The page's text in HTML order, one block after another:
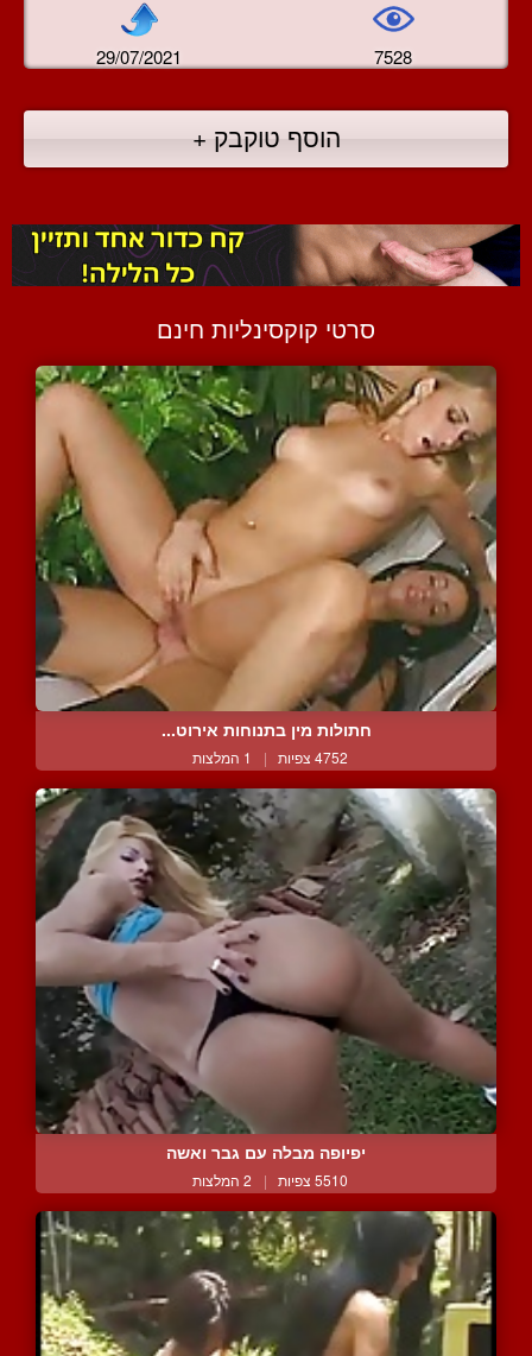
29/07/2021 7528
הוסף טוקבק +
סרטי קוקסינליות חינם
חתולות מין בתנוחות אירוט...
4752 צפיות | 1 המלצות
יפיופה מבלה עם גבר ואשה
5510 צפיות | 2 המלצות